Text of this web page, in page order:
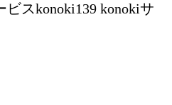
スkonoki139 konokiサ